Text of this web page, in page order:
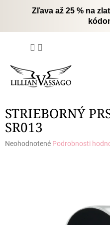
Zľava až 25 % na
STRIEBORNÝ
SR013
Priemerné
Neohodnotené Podrobnosti